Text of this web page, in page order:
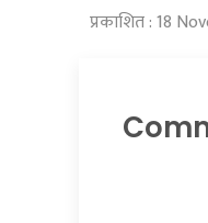
प्रकाशित : 18